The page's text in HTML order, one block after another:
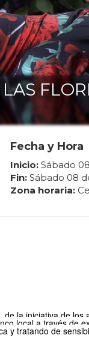
Fecha y Hora
Inicio: Sábado 08
Fin: Sábado 08
Zona horaria:
la iniciativa de los
local a través de
y tratando de